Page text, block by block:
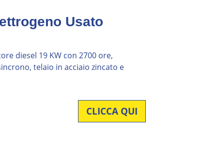
Usato
diesel 19 KW con 2700 ore,
telaio in acciaio zincato e
CLICCA QUI